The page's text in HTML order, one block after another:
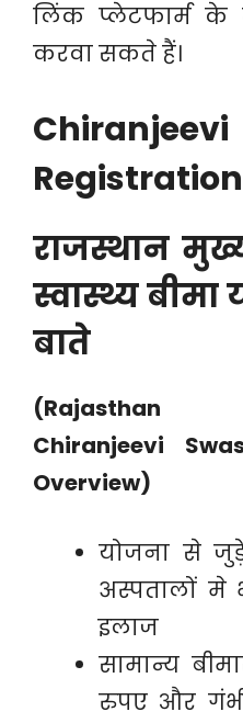
लिंक प्लेटफार्म के
करवा सकते हैं।
Registration
राजस्थान
स्वास्थ्य बीमा
बाते
(Rajasthan
Chiranjeevi
Overview)
योजना से
अस्पतालों मे
इलाज
सामान्य
रुपए और